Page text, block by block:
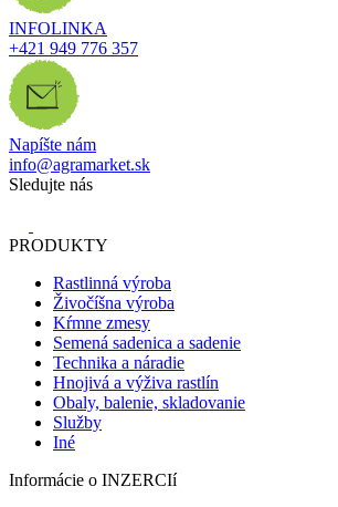
INFOLINKA
+421 949 776 357
Napíšte nám
info@agramarket.sk
Sledujte nás
PRODUKTY
Rastlinná výroba
Živočíšna výroba
Kŕmne zmesy
Semená sadenica a sadenie
Technika a náradie
Hnojivá a výživa rastlín
Obaly, balenie, skladovanie
Služby
Iné
Informácie o INZERCIí